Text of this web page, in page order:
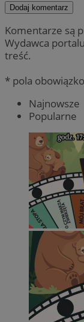
Dodaj komentarz
Komentarze są
Wydawca
treść.
* pola
Najnowsze
Popularne